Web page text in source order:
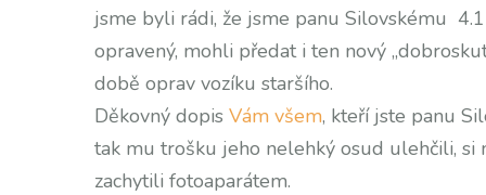
jsme byli rádi, že jsme panu Silovskému
opravený, mohli předat i ten nový
době oprav vozíku staršího.
Děkovný dopis Vám všem, kteří jste panu
tak mu trošku jeho nelehký osud ulehčili, si
zachytili fotoaparátem.